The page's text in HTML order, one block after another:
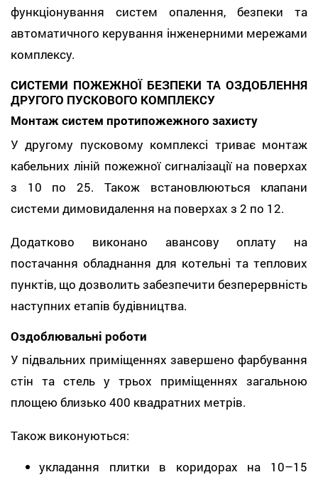
функціонування систем опалення, безпеки та
автоматичного керування інженерними мережами
комплексу.
СИСТЕМИ ПОЖЕЖНОЇ БЕЗПЕКИ ТА ОЗДОБЛЕННЯ
ДРУГОГО ПУСКОВОГО КОМПЛЕКСУ
Монтаж систем протипожежного захисту
У другому пусковому комплексі триває монтаж
кабельних ліній пожежної сигналізації на поверхах
з 10 по 25. Також встановлюються клапани
системи димовидалення на поверхах з 2 по 12.
Додатково виконано авансову оплату на
постачання обладнання для котельні та теплових
пунктів, що дозволить забезпечити безперервність
наступних етапів будівництва.
Оздоблювальні роботи
У підвальних приміщеннях завершено фарбування
стін та стель у трьох приміщеннях загальною
площею близько 400 квадратних метрів.
Також виконуються:
укладання плитки в коридорах на 10–15